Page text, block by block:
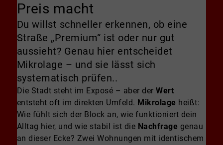
Preis macht
Du willst schneller erkennen, ob eine
Straße „Premium“ ist oder nur gut
aussieht? Genau hier entscheidet
Mikrolage – und sie lässt sich
systematisch prüfen..
Die Stadt steht im Exposé – aber derWert
entsteht oft im direkten Umfeld. Mikrolage heißt:
Wie fühlt sich der Block an, wie funktioniert dein
Alltag hier, und wie stabil ist die Nachfrage genau
an dieser Ecke? Zwei Wohnungen mit identischem